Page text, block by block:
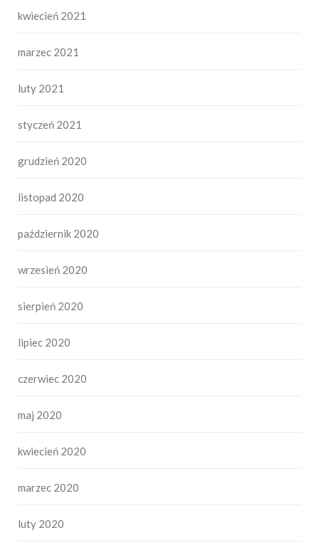
kwiecień 2021
marzec 2021
luty 2021
styczeń 2021
grudzień 2020
listopad 2020
październik 2020
wrzesień 2020
sierpień 2020
lipiec 2020
czerwiec 2020
maj 2020
kwiecień 2020
marzec 2020
luty 2020